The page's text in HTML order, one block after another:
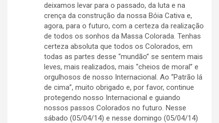
deixamos levar para o passado, da luta e na
crença da construção da nossa Bóia Cativa e,
agora, para o futuro, com a certeza da realização
de todos os sonhos da Massa Colorada. Tenhas
certeza absoluta que todos os Colorados, em
todas as partes desse “mundão” se sentem mais
leves, mais realizados, mais “cheios de moral” e
orgulhosos de nosso Internacional. Ao “Patrão lá
de cima”, muito obrigado e, por favor, continue
protegendo nosso Internacional e guiando
nossos passos Colorados no futuro. Nesse
sábado (05/04/14) e nesse domingo (05/04/14)